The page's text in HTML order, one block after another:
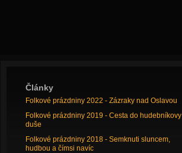
Články
Folkové prázdniny 2022 - Zázraky nad Oslavou
Folkové prázdniny 2019 - Cesta do hudebníkovy
duše
Folkové prázdniny 2018 - Semknuti sluncem,
hudbou a čímsi navíc